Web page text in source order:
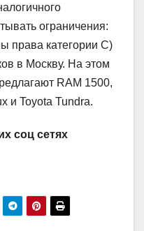
ограничения:
права категории C)
в Москву. На этом
RAM 1500,
и Toyota Tundra.
соц сетях